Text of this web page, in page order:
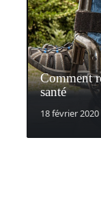
Comment
santé
18 février 2020